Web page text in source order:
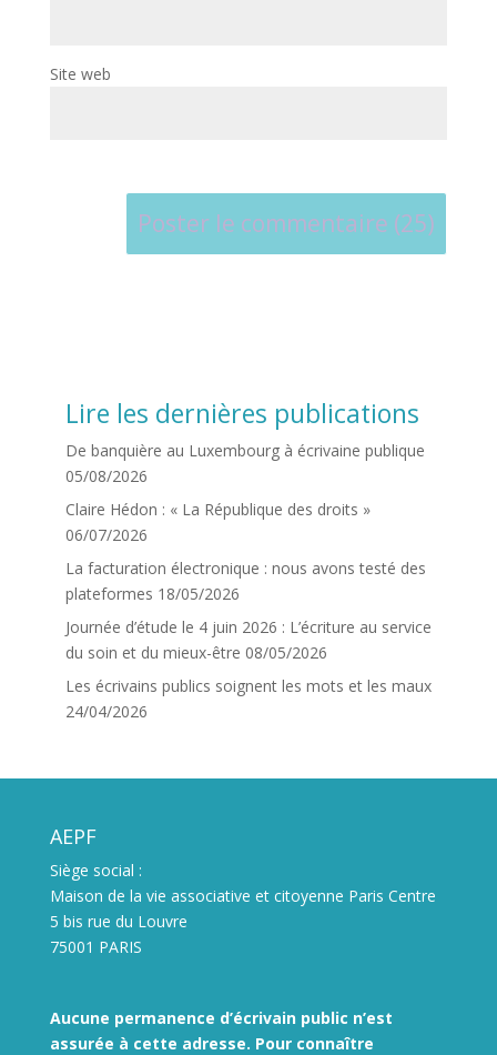
Site web
Lire les dernières publications
De banquière au Luxembourg à écrivaine publique
05/08/2026
Claire Hédon : « La République des droits »
06/07/2026
La facturation électronique : nous avons testé des
plateformes 18/05/2026
Journée d’étude le 4 juin 2026 : L’écriture au service
du soin et du mieux-être 08/05/2026
Les écrivains publics soignent les mots et les maux
24/04/2026
AEPF
Siège social :
Maison de la vie associative et citoyenne Paris Centre
5 bis rue du Louvre
75001 PARIS
Aucune permanence d’écrivain public n’est
assurée à cette adresse. Pour connaître